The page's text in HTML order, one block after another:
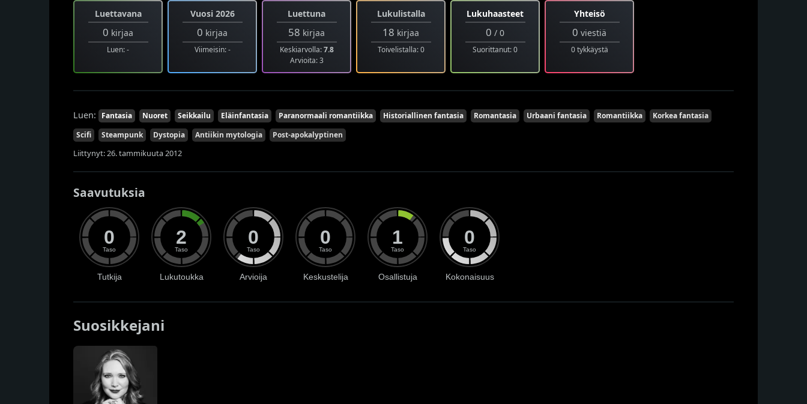
Luettavana
0 kirjaa
Luen: -
Vuosi 2026
0 kirjaa
Viimeisin: -
Luettuna
58 kirjaa
Keskiarvolla:7.8
Arvioita: 3
Lukulistalla
18 kirjaa
Toivelistalla: 0
Lukuhaasteet
0 / 0
Suorittanut: 0
Yhteisö
0 viestiä
0 tykkäystä
Luen: Fantasia Nuoret Seikkailu Eläinfantasia Paranormaali romantiikka Historiallinen fantasia Romantasia Urbaani fantasia Romantiikka
Korkea fantasia
Scifi
Steampunk Dystopia Antiikin mytologia Post-apokalyptinen
Liittynyt: 26. tammikuuta 2012
Saavutuksia
0
Taso
Tutkija
2
Taso
Lukutoukka
0
Taso
Arvioija
0
Taso
Keskustelija
1
Taso
Osallistuja
0
Taso
Kokonaisuus
Suosikkejani